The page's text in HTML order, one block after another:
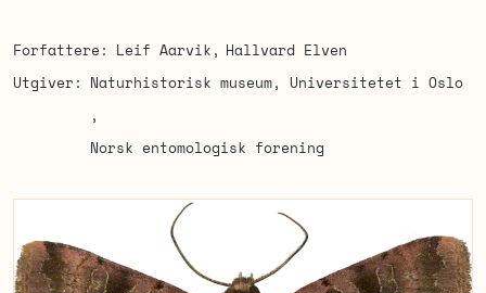
Forfattere Leif Aarvik
Hallvard Elven
Utgiver
Naturhistorisk museum, Universitetet i Oslo
Norsk entomologisk forening